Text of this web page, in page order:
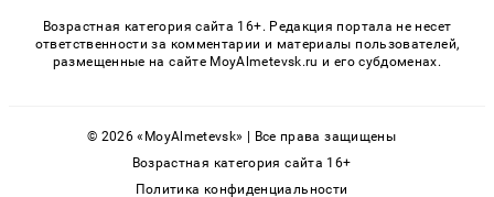
Возрастная категория сайта 16+. Редакция портала не несет
ответственности за комментарии и материалы пользователей,
размещенные на сайте MoyAlmetevsk.ru и его субдоменах.
© 2026 «MoyAlmetevsk» | Все права защищены
Возрастная категория сайта 16+
Политика конфиденциальности